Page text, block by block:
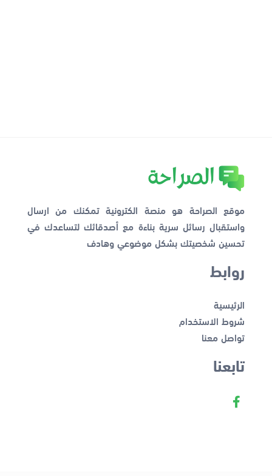
موقع الصراحة هو منصة الكترونية تمكنك من ارسال
واستقبال رسائل سرية بناءة مع أصدقائك لتساعدك في
تحسين شخصيتك بشكل موضوعي وهادف
روابط
الرئيسية
شروط الاستخدام
تواصل معنا
تابعنا